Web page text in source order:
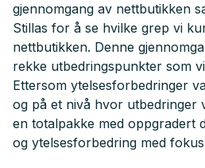
gjennomgang av nettbutikken
Stillas for å se hvilke grep vi
nettbutikken. Denne
rekke utbedringspunkter som
Ettersom ytelsesforbedringer
og på et nivå hvor utbedringer
en totalpakke med oppgradert
og ytelsesforbedring med